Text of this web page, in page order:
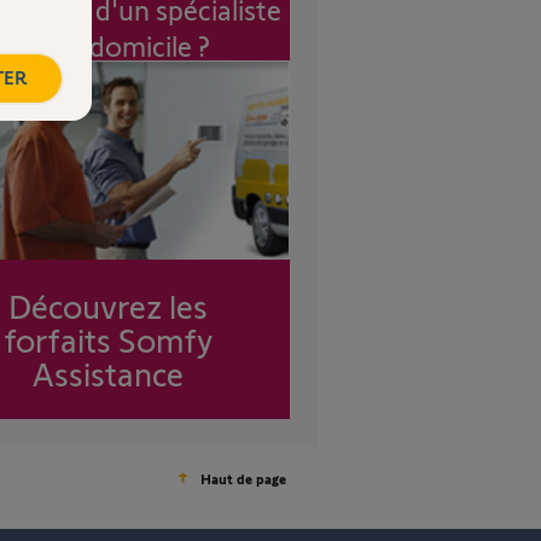
d'un spécialiste
à mon domicile ?
Découvrez les
forfaits Somfy
Assistance
Haut de page